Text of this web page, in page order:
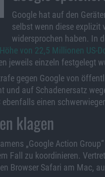
Google hat auf den
selbst wenn diese explizit
widersprochen haben. In
von 22,5 Millionen US-
jeweils einzeln festgelegt
gegen Google von
und auf Schadenersatz
einen
klagen
„Google Action
Fall zu koordinieren.
Browser Safari am Mac,